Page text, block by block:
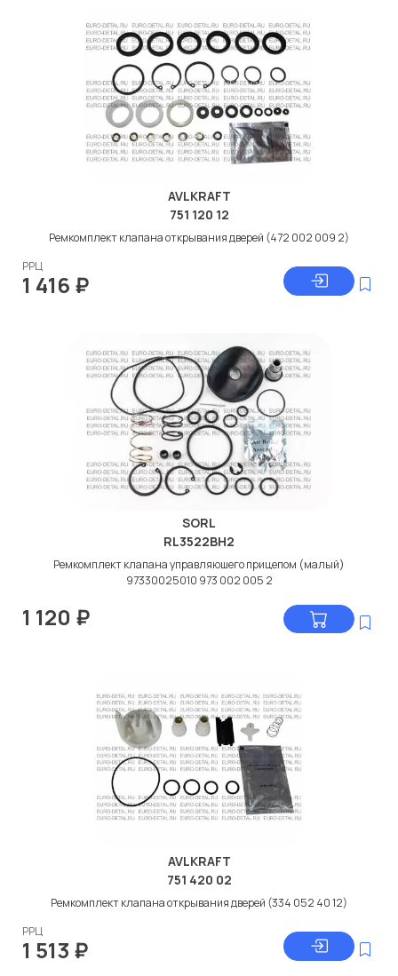
AVLKRAFT
751 120 12
Ремкомплект клапана открывания дверей (472 002 009 2)
РРЦ
1 416 ₽
SORL
RL3522ВН2
Ремкомплект клапана управляюшего прицепом (малый)
97330025010 973 002 005 2
1 120 ₽
AVLKRAFT
751 420 02
Ремкомплект клапана открывания дверей (334 052 40 12)
РРЦ
1 513 ₽